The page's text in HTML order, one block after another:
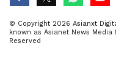
© Copyright 2026 Asianxt
known as Asianet News
Reserved